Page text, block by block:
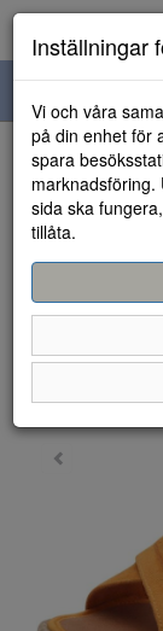
navigation
HEM
Inställningar
Vi och våra
på din enhet för
spara
marknadsföring.
sida ska
tillåta.